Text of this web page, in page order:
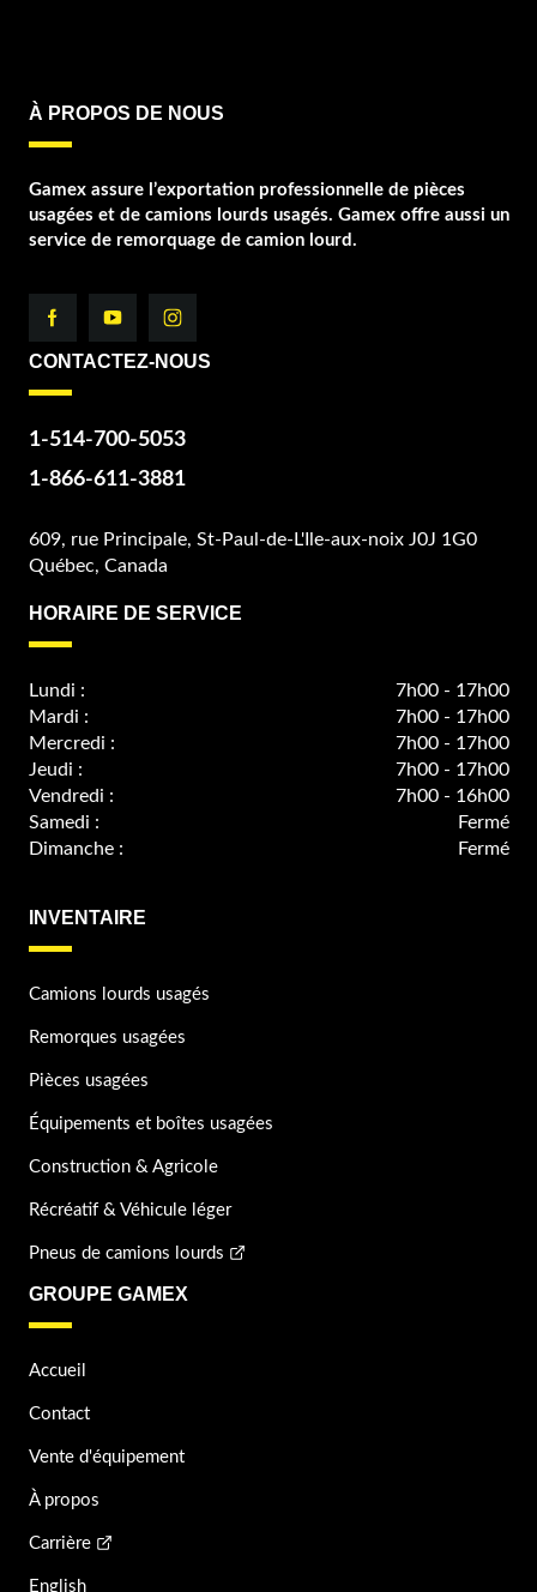
À PROPOS DE NOUS
Gamex assure l’exportation professionnelle de pièces
usagées et de camions lourds usagés. Gamex offre aussi un
service de remorquage de camion lourd.
CONTACTEZ-NOUS
1-514-700-5053
1-866-611-3881
609, rue Principale, St-Paul-de-L'Ile-aux-noix J0J 1G0
Québec, Canada
HORAIRE DE SERVICE
Lundi :
7h00 - 17h00
Mardi :
7h00 - 17h00
Mercredi :
7h00 - 17h00
Jeudi :
7h00 - 17h00
Vendredi :
7h00 - 16h00
Samedi :
Fermé
Dimanche :
Fermé
INVENTAIRE
Camions lourds usagés
Remorques usagées
Pièces usagées
Équipements et boîtes usagées
Construction & Agricole
Récréatif & Véhicule léger
Pneus de camions lourds
GROUPE GAMEX
Accueil
Contact
Vente d'équipement
À propos
Carrière
English